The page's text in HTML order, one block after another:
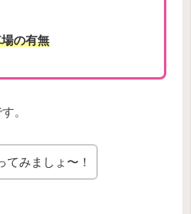
の有無
。
てみましょ〜！